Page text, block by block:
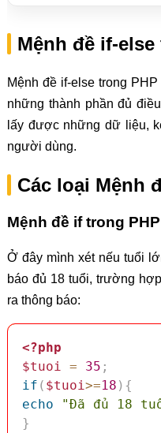
Mệnh đề if-
Mệnh đề if-else trong
những thành phần đủ
lấy được những dữ liệu,
người dùng.
Các loại Mệnh
Mệnh đề if trong PHP
Ở đây mình xét nếu tuổi
báo đủ 18 tuổi, trường
ra thông báo:
<?php
$tuoi = 35 ;
if ( $tuoi>=18 ) {
echo
"Đã đủ 18
}